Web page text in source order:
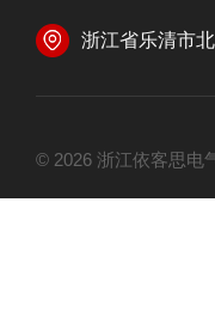
浙江省乐清市
© 2026 浙江依客思电